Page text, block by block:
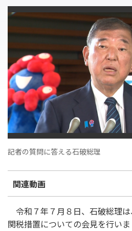
記者の質問に答える石破総理
関連動画
令和７年７月８日、石破総理
関税措置についての会見を行いま